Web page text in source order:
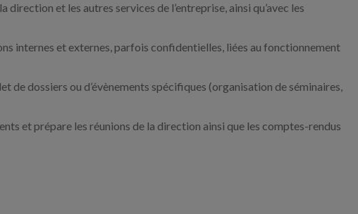
et les autres services de l’entreprise, ainsi qu’avec les
internes et externes, parfois confidentielles, liées au fonctionnement
de dossiers ou d’évènements spécifiques (organisation de séminaires,
et prépare les réunions de la direction ainsi que les comptes-rendus